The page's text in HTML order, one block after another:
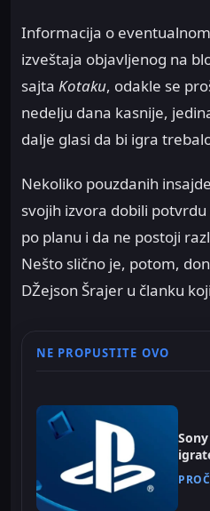
Informacija o
izveštaja objavljenog na
sajta Kotaku, odakle se
nedelju dana kasnije,
dalje glasi da bi igra
Nekoliko pouzdanih
svojih izvora dobili
po planu i da ne postoji
Nešto slično je, potom,
DŽejson Šrajer u članku
NE PROPUSTITE OVO